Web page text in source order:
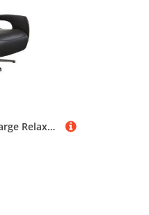
Couchliebe, Lucky large Relaxsessel Leder, Drehfunktion, manuelle Rückenteilverstellung, manuelle Fußteilverstellung, manuelle Kopfteilverstellung, Zeitlos